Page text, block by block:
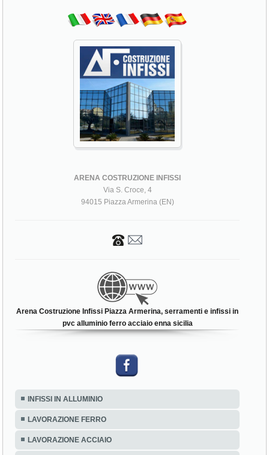
ARENA COSTRUZIONE INFISSI
Via S. Croce, 4
94015 Piazza Armerina (EN)
Arena Costruzione Infissi Piazza Armerina, serramenti e infissi in
pvc alluminio ferro acciaio enna sicilia
INFISSI IN ALLUMINIO
LAVORAZIONE FERRO
LAVORAZIONE ACCIAIO